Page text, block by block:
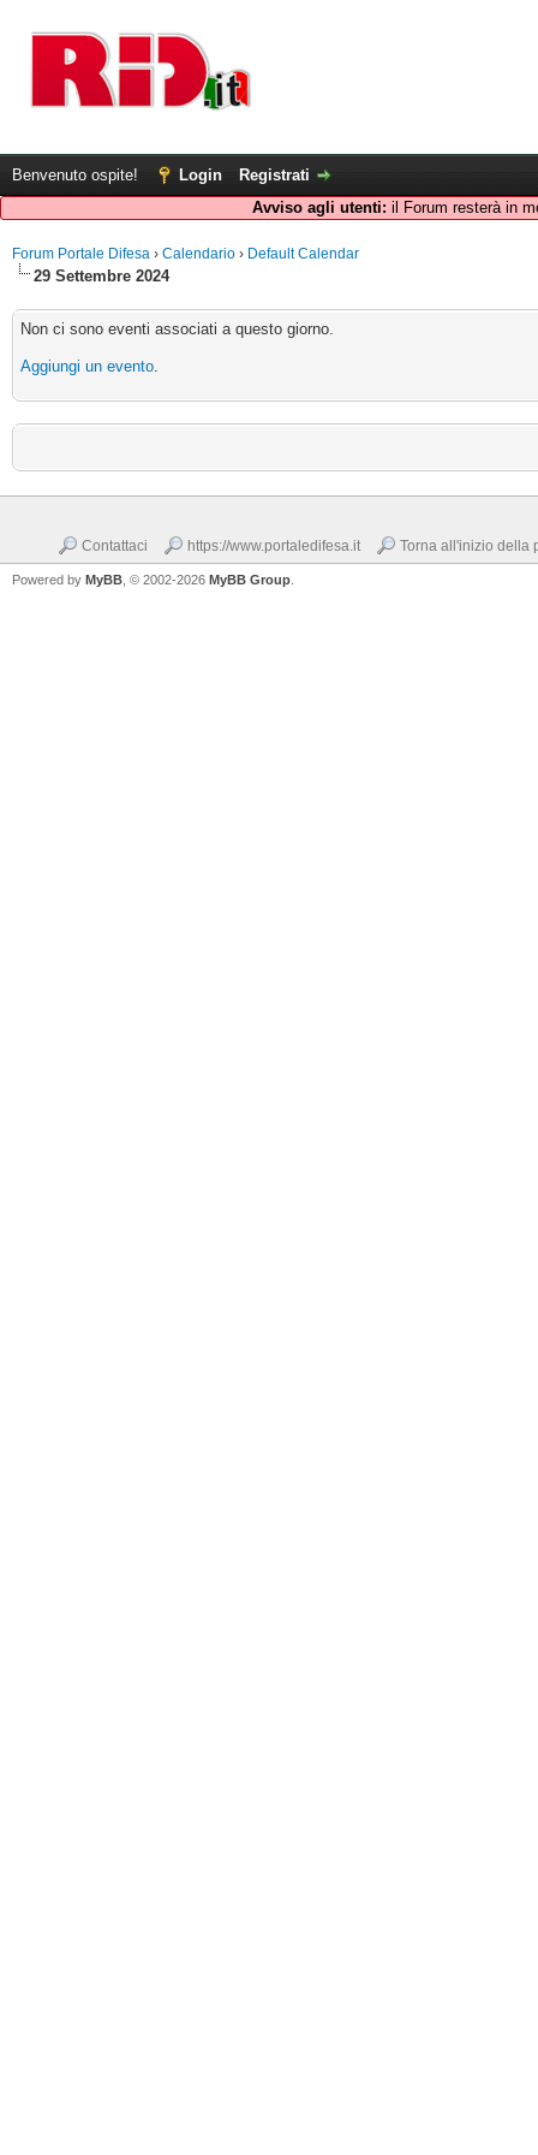
Benvenuto ospite! Login
Registrati
Avviso agli utenti: il Forum resterà in
Forum Portale Difesa › Calendario › Default Calendar
29 Settembre 2024
Non ci sono eventi associati a questo giorno.
Aggiungi un evento.
Contattaci https://www.portaledifesa.it Torna all'inizio della
Powered by MyBB , © 2002-2026 MyBB Group